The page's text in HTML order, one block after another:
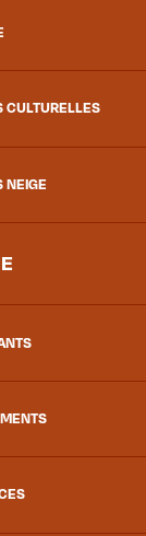
CULTURELLES
NEIGE